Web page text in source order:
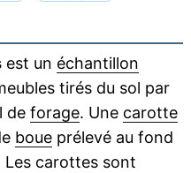
est un échantillon
tirés du sol par
de forage. Une carotte
boueprélevé au fond
carottes sont